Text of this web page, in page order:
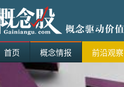
首页 概念情报 前沿观察